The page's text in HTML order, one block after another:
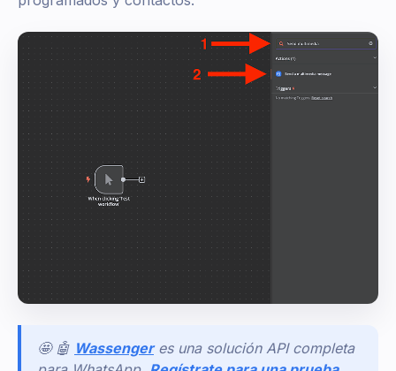
🤩 🤖 Wassenger es una solución API completa